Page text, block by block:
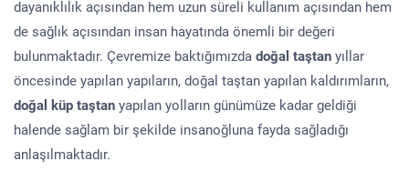
dayanıklılık açısından hem uzun süreli kullanım açısından hem
de sağlık açısından insan hayatında önemli bir değeri
bulunmaktadır. Çevremize baktığımızda doğal taştan yıllar
öncesinde yapılan yapıların, doğal taştan yapılan kaldırımların,
doğal küp taştan yapılan yolların günümüze kadar geldiği
halende sağlam bir şekilde insanoğluna fayda sağladığı
anlaşılmaktadır.